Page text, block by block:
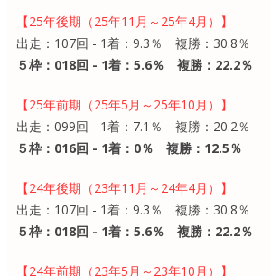
【25年後期（25年11月～25年4月）】
出走：107回 - 1着：9.3％ 複勝：30.8％
５枠：018回 - 1着：5.6％ 複勝：22.2％
【25年前期（25年5月～25年10月）】
出走：099回 - 1着：7.1％ 複勝：20.2％
５枠：016回 - 1着：0％ 複勝：12.5％
【24年後期（23年11月～24年4月）】
出走：107回 - 1着：9.3％ 複勝：30.8％
５枠：018回 - 1着：5.6％ 複勝：22.2％
【24年前期（23年5月～23年10月）】